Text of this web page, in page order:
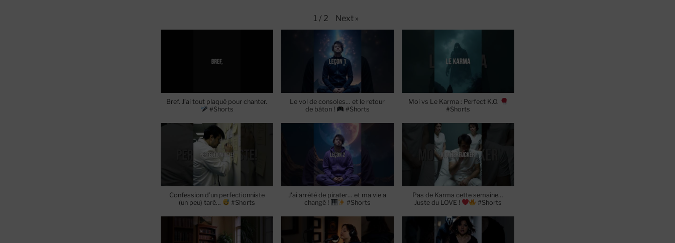
1 / 2 Next »
Bref. J’ai tout plaqué pour chanter.
#Shorts
Le vol de consoles… et le retour
de bâton !
#Shorts
Moi vs Le Karma : Perfect K.O.
#Shorts
Confession d’un perfectionniste
(un peu) taré…
#Shorts
J'ai arrêté de pirater… et ma vie a
changé !
#Shorts
Pas de Karma cette semaine…
Juste du LOVE !
#Shorts